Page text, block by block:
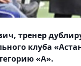
тренер
клуба
«А».